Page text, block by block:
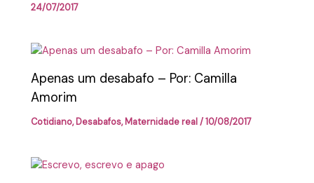
24/07/2017
Apenas um desabafo – Por: Camilla
Amorim
Cotidiano,Desabafos,Maternidade real/10/08/2017